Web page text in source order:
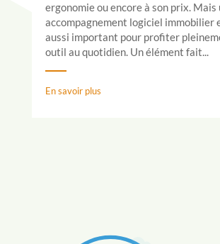
ergonomie ou encore à son prix. Mais
accompagnement logiciel immobilier
aussi important pour profiter
outil au quotidien. Un élément fait...
En savoir plus